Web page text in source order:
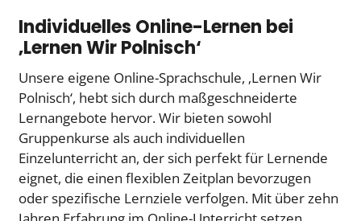
Individuelles Online-Lernen bei
‚Lernen Wir Polnisch‘
Unsere eigene Online-Sprachschule, ‚Lernen Wir
Polnisch‘, hebt sich durch maßgeschneiderte
Lernangebote hervor. Wir bieten sowohl
Gruppenkurse als auch individuellen
Einzelunterricht an, der sich perfekt für Lernende
eignet, die einen flexiblen Zeitplan bevorzugen
oder spezifische Lernziele verfolgen. Mit über zehn